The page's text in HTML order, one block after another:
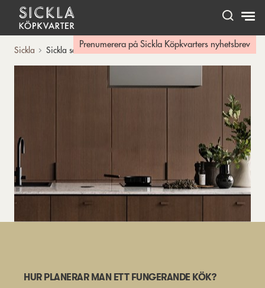
Hem
Prenumerera på Sickla Köpkvarters nyhetsbrev
Sickla Sickla som köksdestination
HUR PLANERAR MAN ETT FUNGERANDE KÖK?